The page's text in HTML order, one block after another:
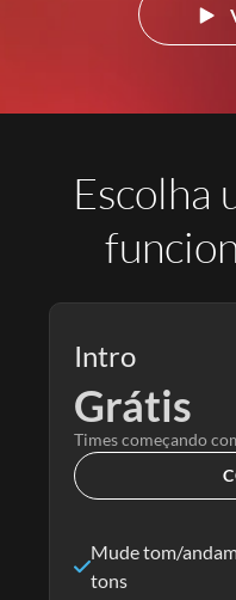
Escolha
Intro
Grátis
Times começando
Mude tom/
tons